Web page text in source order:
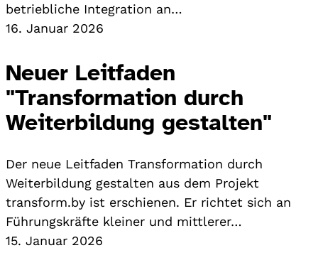
betriebliche Integration an…
16. Januar 2026
Neuer Leitfaden
"Transformation durch
Weiterbildung gestalten"
Der neue Leitfaden Transformation durch
Weiterbildung gestalten aus dem Projekt
transform.by ist erschienen. Er richtet sich an
Führungskräfte kleiner und mittlerer…
15. Januar 2026